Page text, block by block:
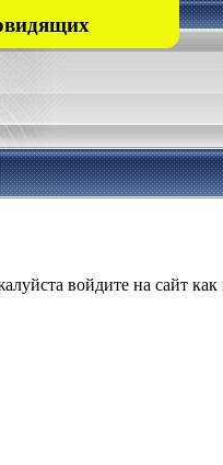
войдите на сайт как